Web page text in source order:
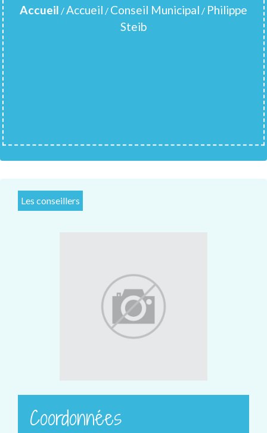
Accueil / Accueil / Conseil Municipal / Philippe
Steib
Les conseillers
Coordonnées